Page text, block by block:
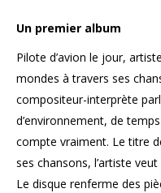
Un premier album
Pilote d’avion le jour,
mondes à travers ses
compositeur-interprète
d’environnement, de
compte vraiment. Le titre
ses chansons, l’artiste
Le disque renferme des